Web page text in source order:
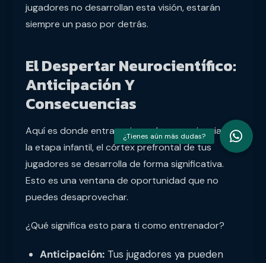
jugadores no desarrollan esta visión, estarán
siempre un paso por detrás.
El Despertar Neurocientífico:
Anticipación Y
Consecuencias
Aquí es donde entra en juego la neurociencia. En
la etapa infantil, el córtex prefrontal de tus
jugadores se desarrolla de forma significativa.
Esto es una ventana de oportunidad que no
puedes desaprovechar.
¿Qué significa esto para ti como entrenador?
Anticipación:Tus jugadores ya pueden